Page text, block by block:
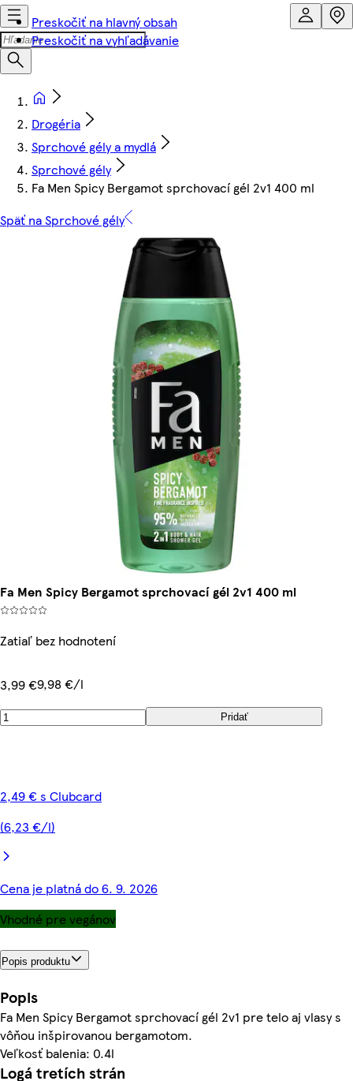
Preskočiť na hlavný obsah
Preskočiť na vyhľadávanie
Drogéria
Sprchové gély a mydlá
Sprchové gély
Fa Men Spicy Bergamot sprchovací gél 2v1 400 ml
Späť na Sprchové gély
Fa Men Spicy Bergamot sprchovací gél 2v1 400 ml
Zatiaľ bez hodnotení
3,99 €9,98 €/l
Pridať
2,49 € s Clubcard
(6,23 €/l)
Cena je platná do 6. 9. 2026
Vhodné pre vegánov
Popis produktu
Popis
Fa Men Spicy Bergamot sprchovací gél 2v1 pre telo aj vlasy s
vôňou inšpirovanou bergamotom.
Veľkosť balenia: 0.4l
Logá tretích strán